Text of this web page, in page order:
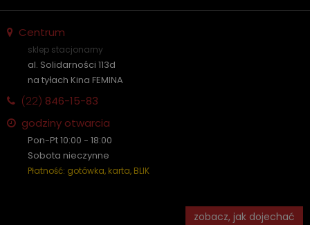
Centrum
sklep stacjonarny
al. Solidarności 113d
na tyłach Kina FEMINA
(22) 846-15-83
godziny otwarcia
Pon-Pt 10:00 - 18:00
Sobota nieczynne
Płatność: gotówka, karta, BLIK
zobacz, jak dojechać